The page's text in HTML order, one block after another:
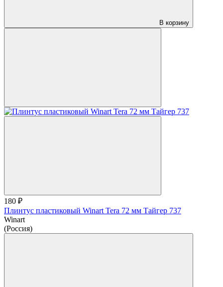
В корзину
180 ₽
Плинтус пластиковый Winart Tera 72 мм Тайгер 737
Winart
(Россия)